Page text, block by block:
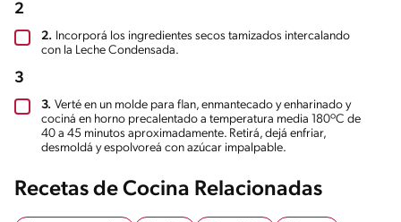
2
2. Incorporá los ingredientes secos tamizados intercalando
con la Leche Condensada.
3
3. Verté en un molde para flan, enmantecado y enharinado y
cociná en horno precalentado a temperatura media 180ºC de
40 a 45 minutos aproximadamente. Retirá, dejá enfriar,
desmoldá y espolvoreá con azúcar impalpable.
Recetas de Cocina Relacionadas